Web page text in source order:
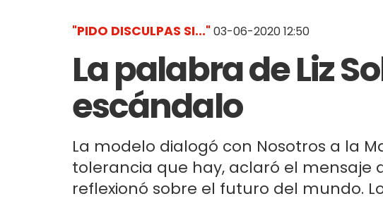
"PIDO DISCULPAS SI..."03-06-2020 12:50
La palabra de Liz
escándalo
La modelo dialogó con Nosotros a la
tolerancia que hay, aclaró el mensaje
reflexionó sobre el futuro del mundo.